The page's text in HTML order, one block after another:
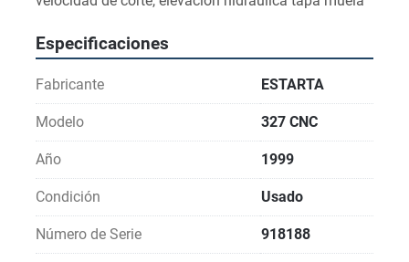
Especificaciones
Fabricante ESTARTA
Modelo 327 CNC
Año 1999
Condición Usado
Número de Serie 918188